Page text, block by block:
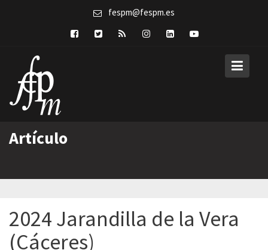
fespm@fespm.es
Artículo
2024 Jarandilla de la Vera
(Cáceres)